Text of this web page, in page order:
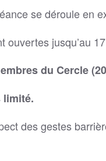
se déroule en
ouvertes jusqu’au
du Cercle
limité.
des gestes